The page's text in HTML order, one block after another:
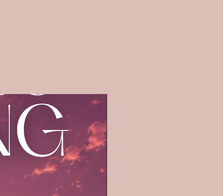
wieder mit weiblicher Fülle zu verbinden –
nicht als Luxusfantasie, sondern als
verkörpertes Gefühl von Selbstwert,
Genussfähigkeit und innerer Würde.
Perfekt für Frauen, die sich nach sinnlicher
Bewegung, emotionalem Auftanken und
einer weichen, eleganten Form von Kraft
sehnen.